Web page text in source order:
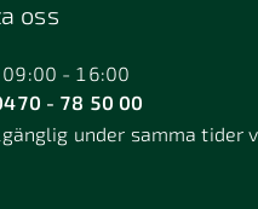
oss
09:00 - 16:00
- 78 50 00
under samma tider